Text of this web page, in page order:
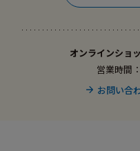
オンラインショ
営業時間
お問い合